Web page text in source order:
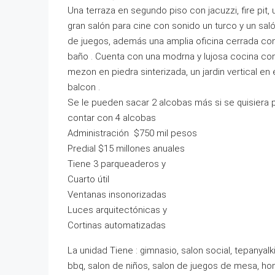
Una terraza en segundo piso con jacuzzi, fire pit,
gran salón para cine con sonido un turco y un
de juegos, además una amplia oficina cerrada
baño . Cuenta con una modrna y lujosa cocina
mezon en piedra sinterizada, un jardin vertical en
balcon .
Se le pueden sacar 2 alcobas más si se quisiera
contar con 4 alcobas
Administración $750 mil pesos
Predial $15 millones anuales
Tiene 3 parqueaderos y
Cuarto útil
Ventanas insonorizadas
Luces arquitectónicas y
Cortinas automatizadas
La unidad Tiene : gimnasio, salon social,
bbq, salon de niños, salon de juegos de mesa,